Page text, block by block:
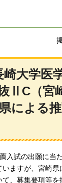
崎大学医
ⅡC（宮
による
入試の出願に当
ますが、宮崎
て、募集要項等を